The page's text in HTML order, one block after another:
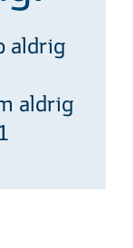
aldrig
aldrig